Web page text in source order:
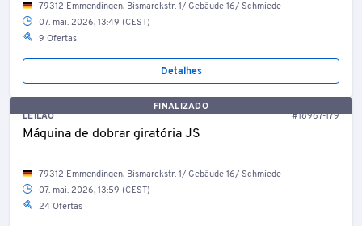
79312 Emmendingen, Bismarckstr. 1/ Gebäude 16/ Schmiede
07. mai. 2026, 13:49 (CEST)
9 Ofertas
Detalhes
FINALIZADO
LEILÃO
#18967-179
Máquina de dobrar giratória JS
79312 Emmendingen, Bismarckstr. 1/ Gebäude 16/ Schmiede
07. mai. 2026, 13:59 (CEST)
24 Ofertas